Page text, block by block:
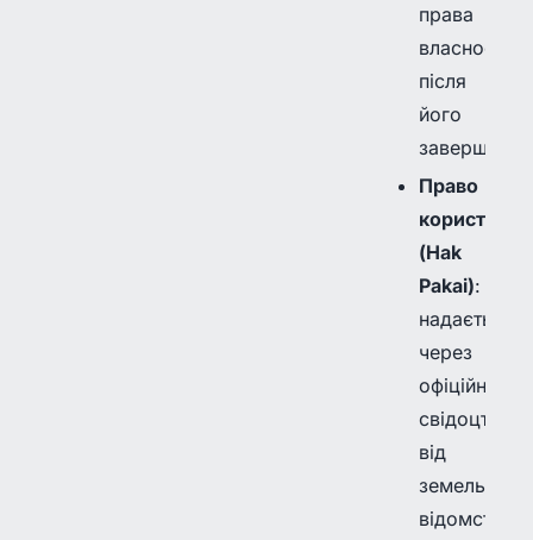
права
власності
після
його
Право
(Hak
Pakai):
надається
через
офіційне
свідоцтво
від
земельних
відомств